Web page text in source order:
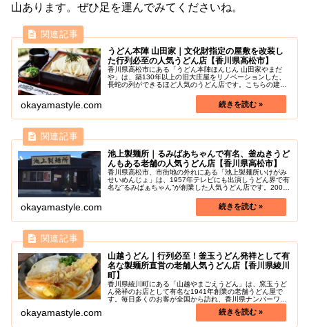
山あります。ぜひ足を運んでみてくださいね。
うどん本陣 山田家｜文化財指定の屋敷を改装し
た行列必至の人気うどん店【香川県高松市】
香川県高松市にある「うどん本陣ほんじん 山田家やまだ
や」は、築130年以上の旧大庄屋をリノベーションした、
長蛇の列ができるほど人気のうどん店です。こちらの建物
okayamastyle.com
池上製麺所｜るみばあちゃんで有名、釜ぬきうど
んもある老舗の人気うどん店【香川県高松市】
香川県高松市、市街地の外れにある「池上製麺所いけがみ
せいめんじょ」は、1957年テレビにも出演しうどん界で有
名な”るみばぁちゃん”が創業した人気うどん店です。2007
okayamastyle.com
山越うどん｜行列必至！釜玉うどん発祥として有
名な製麺所直営の老舗人気うどん店【香川県綾川
町】
香川県綾川町にある「山越やまごえうどん」は、窯玉うど
ん発祥のお店として有名な1941年創業の老舗うどん屋で
す。毎日多くのお客が全国から訪れ、香川県ナンバーワン
の美味しさという人も多いほど大人気の名店です。名物の
okayamastyle.com